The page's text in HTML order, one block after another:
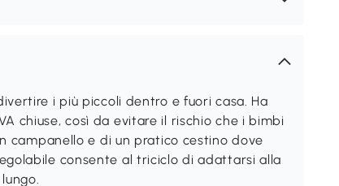
i più piccoli dentro e fuori casa. Ha
chiuse, così da evitare il rischio che i bimbi
campanello e di un pratico cestino dove
consente al triciclo di adattarsi alla